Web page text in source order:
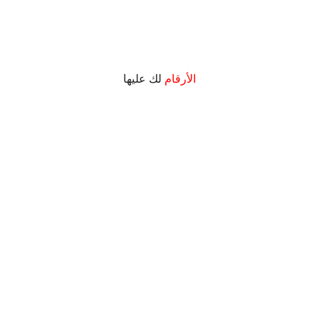
الأرقام لك عليها